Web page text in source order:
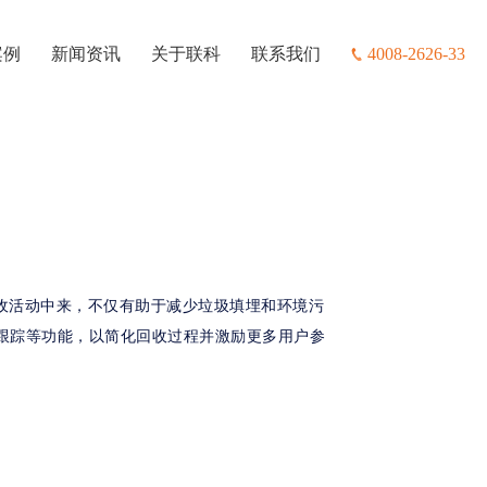
新闻资讯 关于联科 联系我们 4008-2626-33
动中来，不仅有助于减少垃圾填埋和环境污
等功能，以简化回收过程并激励更多用户参